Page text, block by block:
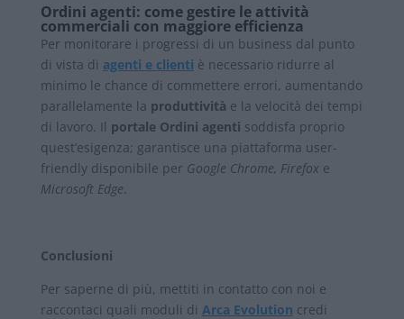
Ordini agenti: come gestire le attività
commerciali con maggiore efficienza
Per monitorare i progressi di un business dal punto
di vista di agenti e clienti è necessario ridurre al
minimo le chance di commettere errori, aumentando
parallelamente la produttività e la velocità dei tempi
di lavoro. Il portale Ordini agenti soddisfa proprio
quest’esigenza; garantisce una piattaforma user-
friendly disponibile per Google Chrome, Firefox e
Microsoft Edge.
Conclusioni
Per saperne di più, mettiti in contatto con noi e
raccontaci quali moduli di Arca Evolution credi